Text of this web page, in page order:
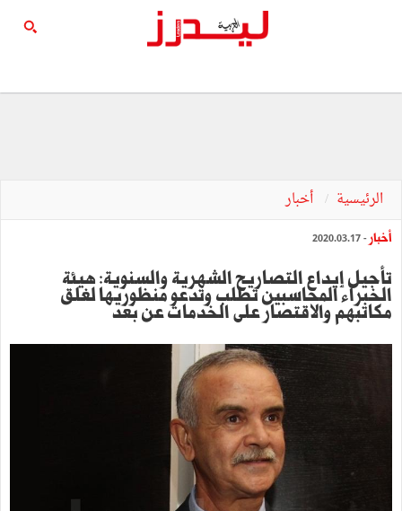
الرئيسية أخبار
أخبار - 2020.03.17
تأجيل إيداع التصاريح الشهرية والسنوية: هيئة
الخبراء المحاسبين تطلب وتدعو منظوريها لغلق
مكاتبهم والاقتصار على الخدمات عن بعد